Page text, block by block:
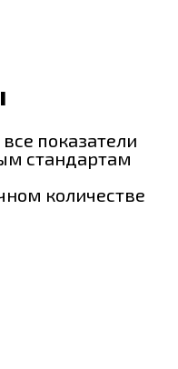
показатели
стандартам
количестве